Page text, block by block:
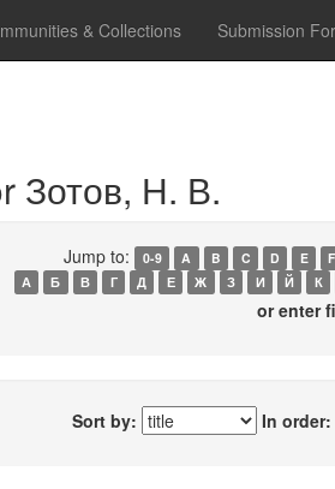
& Collections Submission
Зотов, Н. В.
Jump to: 0-9 A B C D E F
А
Б В Г Д Е Ж З И Й К
or enter
Sort by: In order: